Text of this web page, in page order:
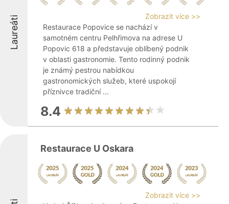
Laureáti
Zobrazit více >>
Restaurace Popovice se nachází v
samotném centru Pelhřimova na adrese U
Popovic 618 a představuje oblíbený podnik
v oblasti gastronomie. Tento rodinný podnik
je známý pestrou nabídkou
gastronomických služeb, které uspokojí
příznivce tradiční ...
8.4
Restaurace U Oskara
Zobrazit více >>